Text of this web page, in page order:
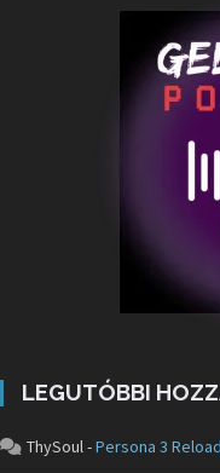
LEGUTÓBBI
ThySoul-Persona 3